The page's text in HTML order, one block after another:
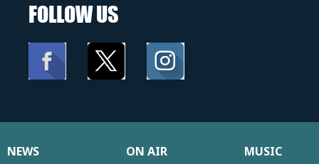
FOLLOW US
NEWS ON AIR
MUSIC